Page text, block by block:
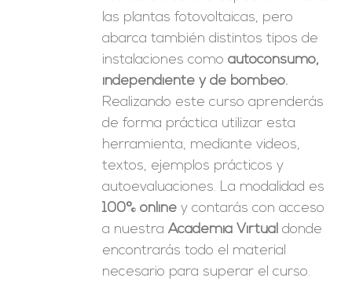
las plantas fotovoltaicas, pero
abarca también distintos tipos de
instalaciones comoautoconsumo,
independiente y de bombeo.
Realizando este curso aprenderás
de forma práctica utilizar esta
herramienta, mediante videos,
textos, ejemplos prácticos y
autoevaluaciones. La modalidad es
100% online y contarás con acceso
a nuestraAcademia Virtual donde
encontrarás todo el material
necesario para superar el curso.